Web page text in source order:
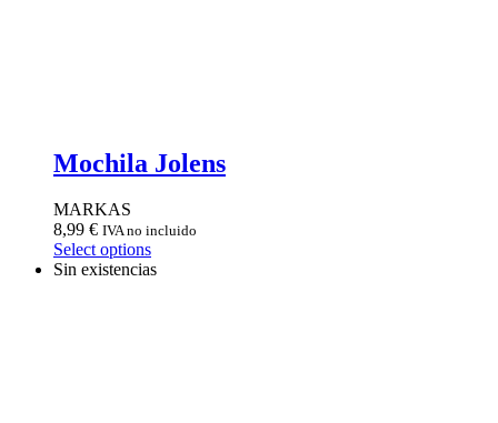
Mochila Jolens
MARKAS
8,99 € IVA no incluido
Select options
Sin existencias